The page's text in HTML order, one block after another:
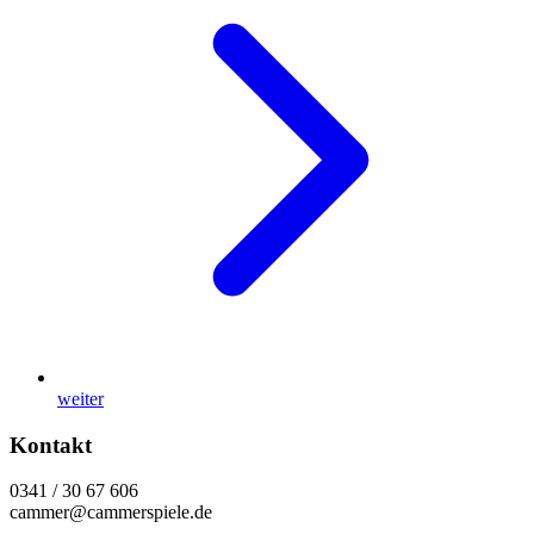
weiter
Kontakt
0341 / 30 67 606
cammer@cammerspiele.de